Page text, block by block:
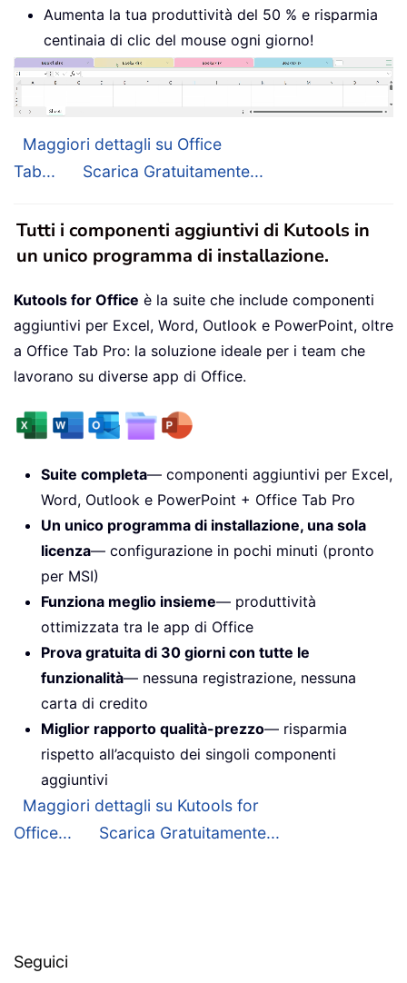
Aumenta la tua produttività del 50 % e risparmia
centinaia di clic del mouse ogni giorno!
Maggiori dettagli su Office
Tab...
Scarica Gratuitamente...
Tutti i componenti aggiuntivi di Kutools in
un unico programma di installazione.
Kutools for Office è la suite che include componenti
aggiuntivi per Excel, Word, Outlook e PowerPoint, oltre
a Office Tab Pro: la soluzione ideale per i team che
lavorano su diverse app di Office.
Suite completa— componenti aggiuntivi per Excel,
Word, Outlook e PowerPoint + Office Tab Pro
Un unico programma di installazione, una sola
licenza— configurazione in pochi minuti (pronto
per MSI)
Funziona meglio insieme— produttività
ottimizzata tra le app di Office
Prova gratuita di 30 giorni con tutte le
funzionalità— nessuna registrazione, nessuna
carta di credito
Miglior rapporto qualità-prezzo— risparmia
rispetto all’acquisto dei singoli componenti
aggiuntivi
Maggiori dettagli su Kutools for
Office...
Scarica Gratuitamente...
Seguici